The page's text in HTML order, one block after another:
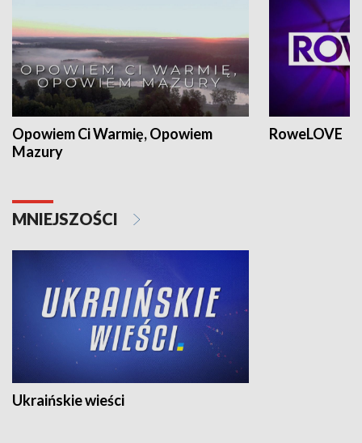
Opowiem Ci Warmię, Opowiem
Mazury
RoweLOVE
MNIEJSZOŚCI
Ukraińskie wieści